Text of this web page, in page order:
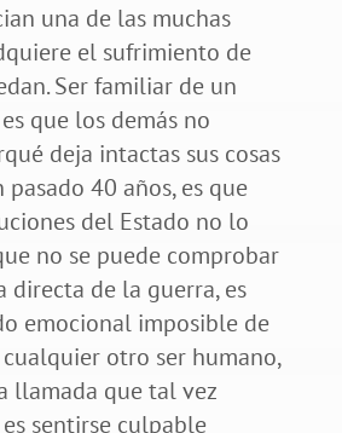
una de las muchas
el sufrimiento de
Ser familiar de un
que los demás no
deja intactas sus cosas
40 años, es que
del Estado no lo
no se puede comprobar
directa de la guerra, es
emocional imposible de
otro ser humano,
llamada que tal vez
sentirse culpable